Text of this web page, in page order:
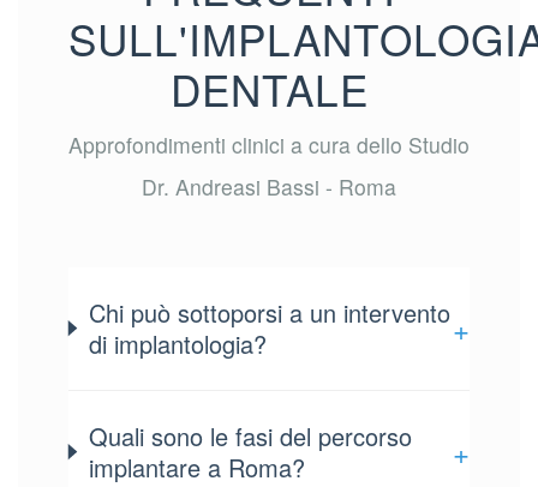
DENTALE
Approfondimenti clinici a cura dello Studio
Dr. Andreasi Bassi - Roma
Chi può sottoporsi a un intervento
di implantologia?
+
Quali sono le fasi del percorso
implantare a Roma?
+